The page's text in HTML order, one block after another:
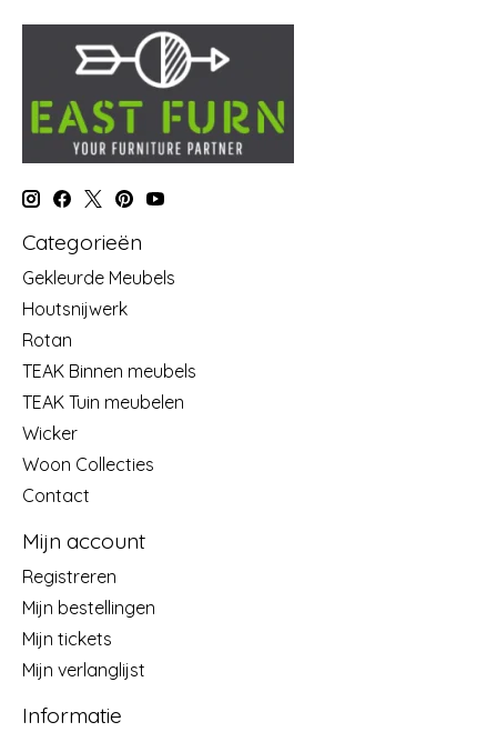
Categorieën
Gekleurde Meubels
Houtsnijwerk
Rotan
TEAK Binnen meubels
TEAK Tuin meubelen
Wicker
Woon Collecties
Contact
Mijn account
Registreren
Mijn bestellingen
Mijn tickets
Mijn verlanglijst
Informatie